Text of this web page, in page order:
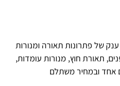
של פתרונות תאורה ומנורות
תאורת חוץ, מנורות עומדות,
אחד ובמחיר משתלם